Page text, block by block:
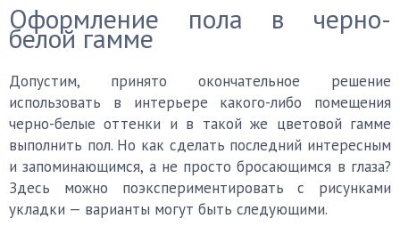
Оформление пола в черно-
белой гамме
Допустим, принято окончательное решение
использовать в интерьере какого-либо помещения
черно-белые оттенки и в такой же цветовой гамме
выполнить пол. Но как сделать последний интересным
и запоминающимся, а не просто бросающимся в глаза?
Здесь можно поэкспериментировать с рисунками
укладки — варианты могут быть следующими.